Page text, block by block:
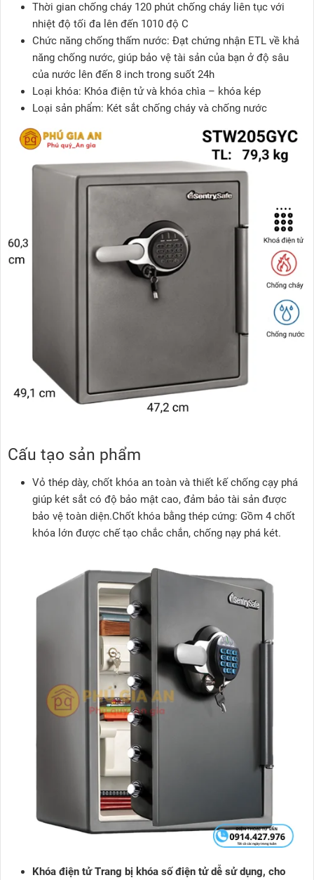
Thời gian chống cháy 120 phút chống cháy liên tục với
nhiệt độ tối đa lên đến 1010 độ C
Chức năng chống thấm nước: Đạt chứng nhận ETL về khả
năng chống nước, giúp bảo vệ tài sản của bạn ở độ sâu
của nước lên đến 8 inch trong suốt 24h
Loại khóa: Khóa điện tử và khóa chìa – khóa kép
Loại sản phẩm: Két sắt chống cháy và chống nước
Cấu tạo sản phẩm
Vỏ thép dày, chốt khóa an toàn và thiết kế chống cạy phá
giúp két sắt có độ bảo mật cao, đảm bảo tài sản được
bảo vệ toàn diện.Chốt khóa bằng thép cứng: Gồm 4 chốt
khóa lớn được chế tạo chắc chắn, chống nạy phá két.
Khóa điện tử Trang bị khóa số điện tử dễ sử dụng, cho